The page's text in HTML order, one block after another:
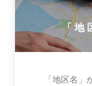
「地
「地区名」